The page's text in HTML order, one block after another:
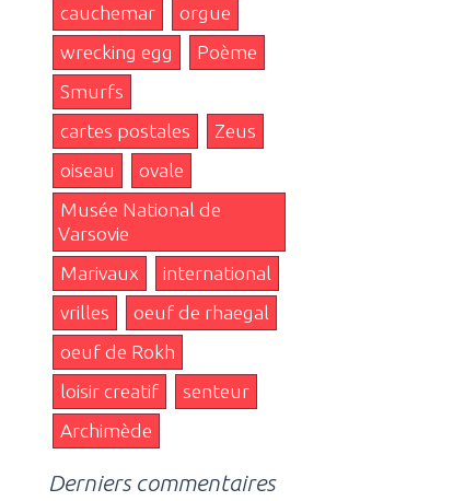
cauchemar
orgue
wrecking egg
Poème
Smurfs
cartes postales
Zeus
oiseau
ovale
Musée National de
Varsovie
Marivaux
international
vrilles
oeuf de rhaegal
oeuf de Rokh
loisir creatif
senteur
Archimède
Derniers commentaires